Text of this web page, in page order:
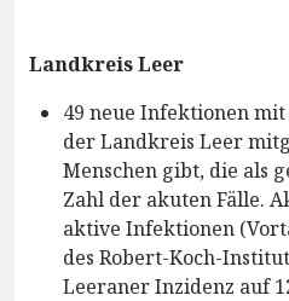
Landkreis Leer
49 neue Infektionen
der Landkreis Leer
Menschen gibt, die als
Zahl der akuten Fälle.
aktive Infektionen
des Robert-Koch-
Leeraner Inzidenz auf